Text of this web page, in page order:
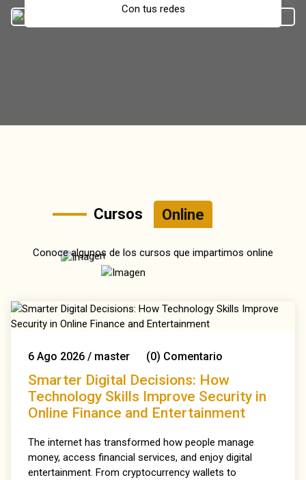
Con tus redes
Cursos Online
Conoce algunos de los cursos que impartimos online
6 Ago 2026 / master (0) Comentario
Smarter Digital Decisions: How
Technology Skills Improve Security in
Online Finance and Entertainment
The internet has transformed how people manage
money, access financial services, and enjoy digital
entertainment. From cryptocurrency wallets to